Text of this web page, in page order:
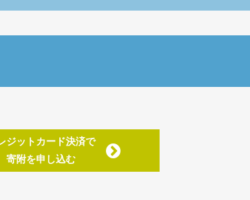
ジットカード決済で
寄附を申し込む